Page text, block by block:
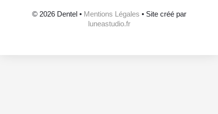
© 2026 Dentel • Mentions Légales • Site créé par
luneastudio.fr